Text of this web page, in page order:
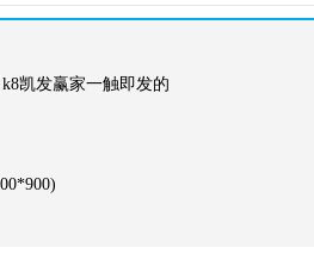
凯发赢家一触即发的